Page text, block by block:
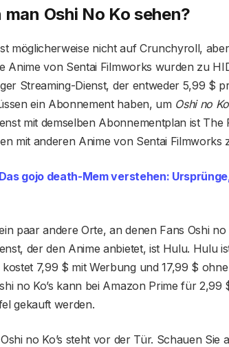
man Oshi No Ko sehen?
ist möglicherweise nicht auf Crunchyroll,
Anime von Sentai Filmworks wurden zu
Streaming-Dienst, der entweder 5,99 $
ein Abonnement haben, um Oshi no Ko
mit demselben Abonnementplan ist The
mit anderen Anime von Sentai Filmworks
Das gojo death-Mem verstehen:
paar andere Orte, an denen Fans Oshi
der den Anime anbietet, ist Hulu. Hulu
7,99 $ mit Werbung und 17,99 $
no Ko’s kann bei Amazon Prime für
gekauft werden.
no Ko’s steht vor der Tür. Schauen Sie